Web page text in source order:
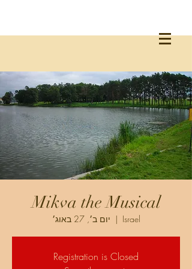
Mikva the Musical
יום ב׳, 27 באוג׳
  |
Israel
Registration is Closed